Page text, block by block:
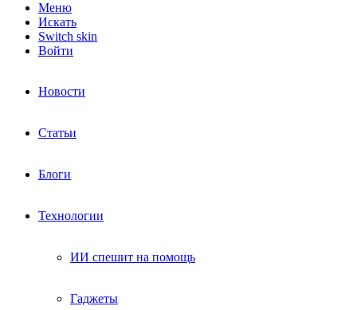
Меню
Искать
Switch skin
Войти
Новости
Статьи
Блоги
Технологии
ИИ спешит на помощь
Гаджеты